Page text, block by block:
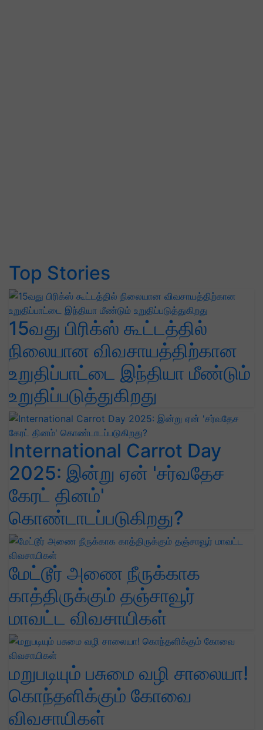
Top Stories
15வது பிரிக்ஸ் கூட்டத்தில்
நிலையான விவசாயத்திற்கான
உறுதிப்பாட்டை இந்தியா மீண்டும்
உறுதிப்படுத்துகிறது
International Carrot Day
2025: இன்று ஏன் 'சர்வதேச
கேரட் தினம்'
கொண்டாடப்படுகிறது?
மேட்டூர் அணை நீருக்காக
காத்திருக்கும் தஞ்சாவூர்
மாவட்ட விவசாயிகள்
மறுபடியும் பசுமை வழி சாலையா!
கொந்தளிக்கும் கோவை
விவசாயிகள்